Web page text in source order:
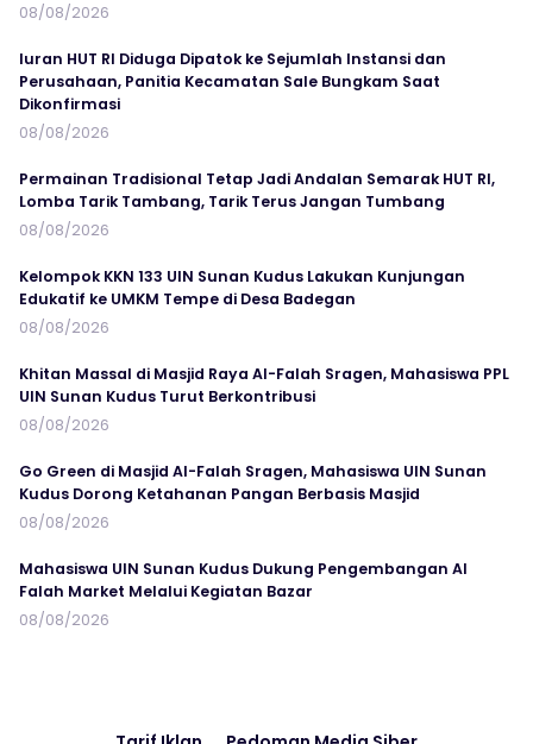
08/08/2026
Iuran HUT RI Diduga Dipatok ke Sejumlah Instansi dan
Perusahaan, Panitia Kecamatan Sale Bungkam Saat
Dikonfirmasi
08/08/2026
Permainan Tradisional Tetap Jadi Andalan Semarak HUT RI,
Lomba Tarik Tambang, Tarik Terus Jangan Tumbang
08/08/2026
Kelompok KKN 133 UIN Sunan Kudus Lakukan Kunjungan
Edukatif ke UMKM Tempe di Desa Badegan
08/08/2026
Khitan Massal di Masjid Raya Al-Falah Sragen, Mahasiswa PPL
UIN Sunan Kudus Turut Berkontribusi
08/08/2026
Go Green di Masjid Al-Falah Sragen, Mahasiswa UIN Sunan
Kudus Dorong Ketahanan Pangan Berbasis Masjid
08/08/2026
Mahasiswa UIN Sunan Kudus Dukung Pengembangan Al
Falah Market Melalui Kegiatan Bazar
08/08/2026